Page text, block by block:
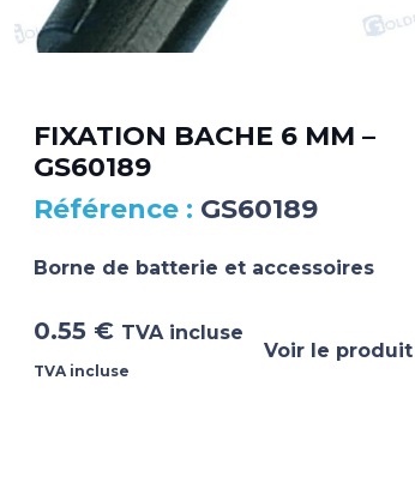
FIXATION BACHE 6 MM –
GS60189
GS60189
Borne de batterie et accessoires
0.55 € TVA incluse
TVA incluse
Voir le produit